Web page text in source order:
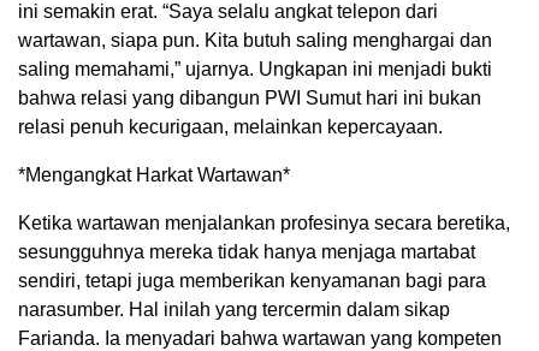
ini semakin erat. “Saya selalu angkat telepon dari
wartawan, siapa pun. Kita butuh saling menghargai dan
saling memahami,” ujarnya. Ungkapan ini menjadi bukti
bahwa relasi yang dibangun PWI Sumut hari ini bukan
relasi penuh kecurigaan, melainkan kepercayaan.
*Mengangkat Harkat Wartawan*
Ketika wartawan menjalankan profesinya secara beretika,
sesungguhnya mereka tidak hanya menjaga martabat
sendiri, tetapi juga memberikan kenyamanan bagi para
narasumber. Hal inilah yang tercermin dalam sikap
Farianda. Ia menyadari bahwa wartawan yang kompeten